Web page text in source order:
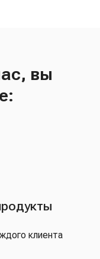
вы
клиента